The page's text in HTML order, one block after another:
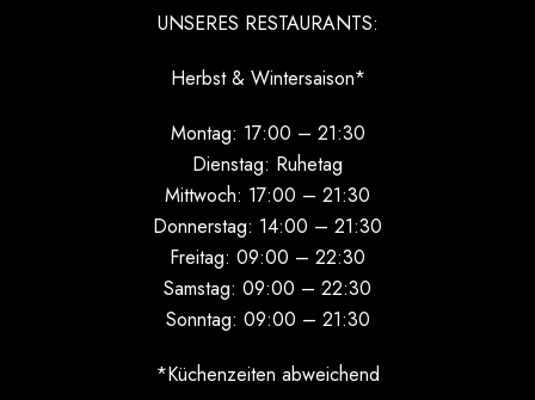
UNSERES RESTAURANTS:
Herbst & Wintersaison*
Montag: 17:00 – 21:30
Dienstag: Ruhetag
Mittwoch: 17:00 – 21:30
Donnerstag: 14:00 – 21:30
Freitag: 09:00 – 22:30
Samstag: 09:00 – 22:30
Sonntag: 09:00 – 21:30
*Küchenzeiten abweichend